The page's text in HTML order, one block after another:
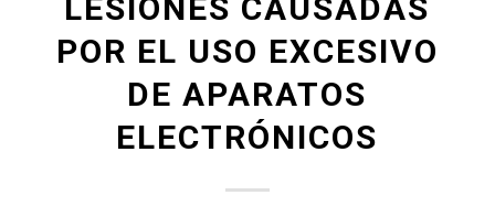
LESIONES CAUSADAS
POR EL USO EXCESIVO
DE APARATOS
ELECTRÓNICOS